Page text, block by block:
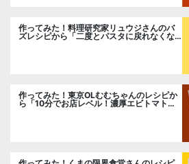
作ってみた！料理研究家リュウジさんのバ
ズレシピから「二度とパスタに戻れなくな
る冷やしカルボナーラ」に挑戦。
作ってみた！東京OLむむちゃんのレシピか
ら「10分でお店レベル！濃厚エビトマトク